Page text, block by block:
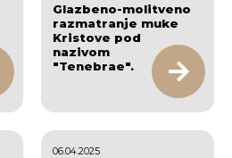
Glazbeno-molitveno
razmatranje muke
Kristove pod
nazivom
"Tenebrae".
06.04.2025